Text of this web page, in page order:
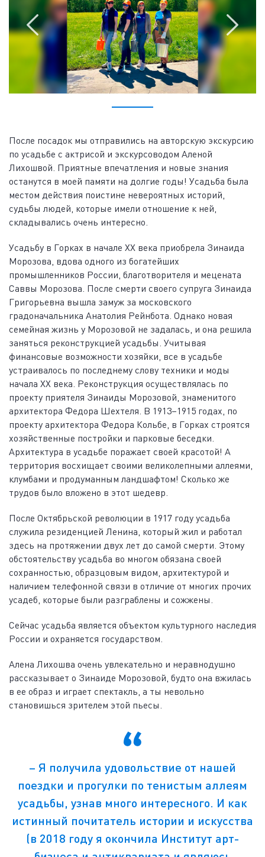
После посадок мы отправились на авторскую экскурсию
по усадьбе с актрисой и экскурсоводом Аленой
Лихошвой. Приятные впечатления и новые знания
останутся в моей памяти на долгие годы! Усадьба была
местом действия поистине невероятных историй,
судьбы людей, которые имели отношение к ней,
складывались очень интересно.
Усадьбу в Горках в начале XX века приобрела Зинаида
Морозова, вдова одного из богатейших
промышленников России, благотворителя и мецената
Саввы Морозова. После смерти своего супруга Зинаида
Григорьевна вышла замуж за московского
градоначальника Анатолия Рейнбота. Однако новая
семейная жизнь у Морозовой не задалась, и она решила
заняться реконструкцией усадьбы. Учитывая
финансовые возможности хозяйки, все в усадьбе
устраивалось по последнему слову техники и моды
начала XX века. Реконструкция осуществлялась по
проекту приятеля Зинаиды Морозовой, знаменитого
архитектора Федора Шехтеля. В 1913–1915 годах, по
проекту архитектора Федора Кольбе, в Горках строятся
хозяйственные постройки и парковые беседки.
Архитектура в усадьбе поражает своей красотой! А
территория восхищает своими великолепными аллеями,
клумбами и продуманным ландшафтом! Сколько же
трудов было вложено в этот шедевр.
После Октябрьской революции в 1917 году усадьба
служила резиденцией Ленина, который жил и работал
здесь на протяжении двух лет до самой смерти. Этому
обстоятельству усадьба во многом обязана своей
сохранностью, образцовым видом, архитектурой и
наличием телефонной связи в отличие от многих прочих
усадеб, которые были разграблены и сожжены.
Сейчас усадьба является объектом культурного наследия
России и охраняется государством.
Алена Лихошва очень увлекательно и неравнодушно
рассказывает о Зинаиде Морозовой, будто она вжилась
в ее образ и играет спектакль, а ты невольно
становишься зрителем этой пьесы.
– Я получила удовольствие от нашей
поездки и прогулки по тенистым аллеям
усадьбы, узнав много интересного. И как
истинный почитатель истории и искусства
(в 2018 году я окончила Институт арт-